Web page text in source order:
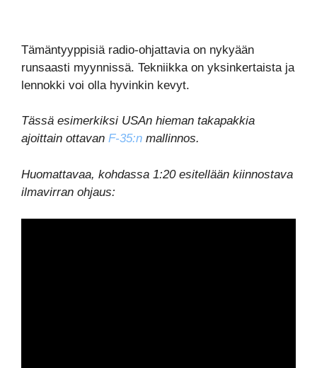
Tämäntyyppisiä radio-ohjattavia on nykyään
runsaasti myynnissä. Tekniikka on yksinkertaista ja
lennokki voi olla hyvinkin kevyt.
Tässä esimerkiksi USAn hieman takapakkia
ajoittain ottavan F-35:n mallinnos.
Huomattavaa, kohdassa 1:20 esitellään kiinnostava
ilmavirran ohjaus: